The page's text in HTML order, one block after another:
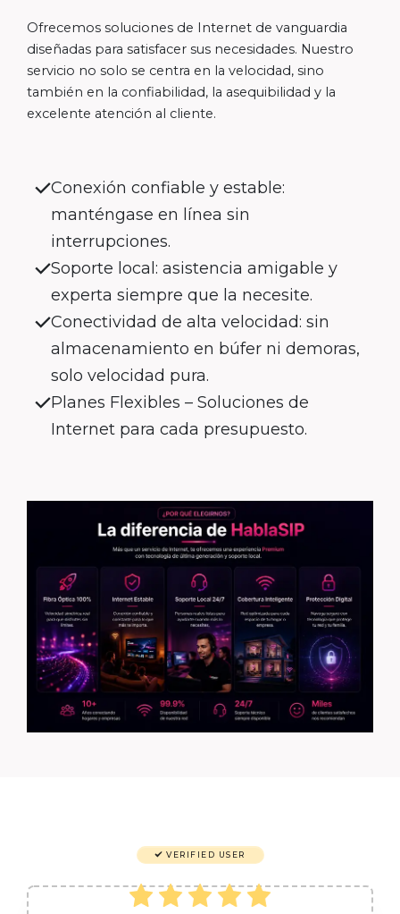
Ofrecemos soluciones de Internet de vanguardia
diseñadas para satisfacer sus necesidades. Nuestro
servicio no solo se centra en la velocidad, sino
también en la confiabilidad, la asequibilidad y la
excelente atención al cliente.
Conexión confiable y estable:
manténgase en línea sin
interrupciones.
Soporte local: asistencia amigable y
experta siempre que la necesite.
Conectividad de alta velocidad: sin
almacenamiento en búfer ni demoras,
solo velocidad pura.
Planes Flexibles – Soluciones de
Internet para cada presupuesto.
VERIFIED USER